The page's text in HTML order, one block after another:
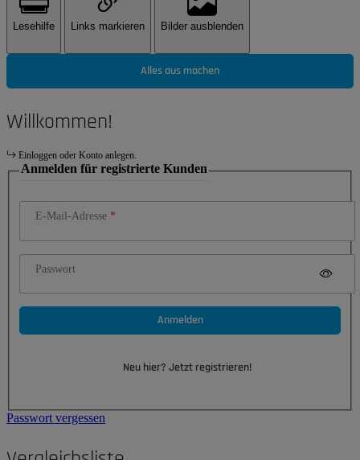
Lesehilfe Links markieren Bilder ausblenden
Alles aus machen
Willkommen!
Einloggen oder Konto anlegen.
Anmelden für registrierte Kunden
E-Mail-Adresse
Passwort
Anmelden
Neu hier? Jetzt registrieren!
Passwort vergessen